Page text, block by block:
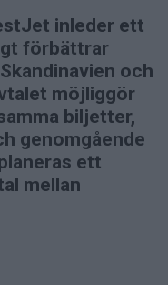
inleder ett
förbättrar
och
möjliggör
biljetter,
genomgående
ett
mellan